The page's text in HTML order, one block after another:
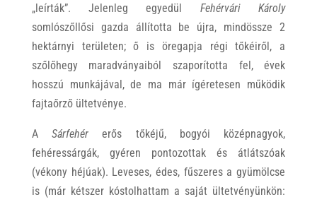
„leírták”. Jelenleg egyedül Fehérvári Károly
somlószőllősi gazda állította be újra, mindössze 2
hektárnyi területen; ő is öregapja régi tőkéiről, a
szőlőhegy maradványaiból szaporította fel, évek
hosszú munkájával, de ma már ígéretesen működik
fajtaőrző ültetvénye.
ASárfehérerős tőkéjű, bogyói középnagyok,
fehéressárgák, gyéren pontozottak és átlátszóak
(vékony héjúak). Leveses, édes, fűszeres a gyümölcse
is (már kétszer kóstolhattam a saját ültetvényünkön: